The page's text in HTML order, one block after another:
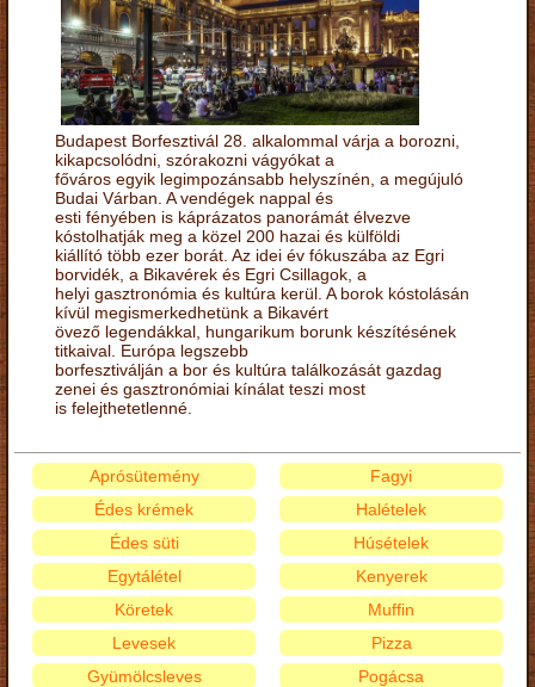
Budapest Borfesztivál 28. alkalommal várja a borozni,
kikapcsolódni, szórakozni vágyókat a
főváros egyik legimpozánsabb helyszínén, a megújuló
Budai Várban. A vendégek nappal és
esti fényében is káprázatos panorámát élvezve
kóstolhatják meg a közel 200 hazai és külföldi
kiállító több ezer borát. Az idei év fókuszába az Egri
borvidék, a Bikavérek és Egri Csillagok, a
helyi gasztronómia és kultúra kerül. A borok kóstolásán
kívül megismerkedhetünk a Bikavért
övező legendákkal, hungarikum borunk készítésének
titkaival. Európa legszebb
borfesztiválján a bor és kultúra találkozását gazdag
zenei és gasztronómiai kínálat teszi most
is felejthetetlenné.
Aprósütemény
Édes krémek
Édes süti
Egytálétel
Fagyi
Halételek
Húsételek
Kenyerek
Köretek
Levesek
Gyümölcsleves
Muffin
Pizza
Pogácsa